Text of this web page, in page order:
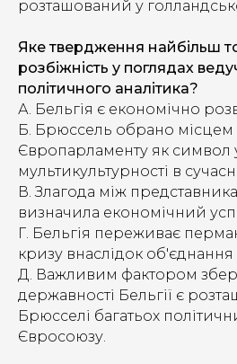
розташований у
Яке твердження найбільш
розбіжність у поглядах
політичного аналітика?
А. Бельгія є економічно
Б. Брюссель обрано місцем
Європарламенту як символ
мультикультурності в
В. Злагода між
визначила економічний
Г. Бельгія переживає
кризу внаслідок об'єднання
Д. Важливим фактором
державності Бельгії є
Брюсселі багатьох
Євросоюзу.